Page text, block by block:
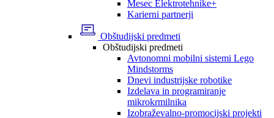
Mesec Elektrotehnike+
Karierni partnerji
Obštudijski predmeti
Obštudijski predmeti
Avtonomni mobilni sistemi Lego
Mindstorms
Dnevi industrijske robotike
Izdelava in programiranje
mikrokrmilnika
Izobraževalno-promocijski projekti